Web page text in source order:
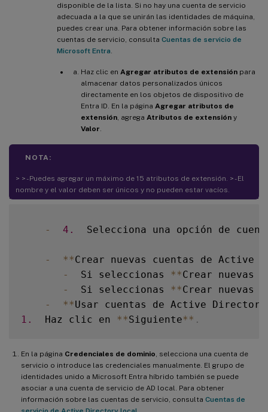
disponible de la lista. Si no hay una cuenta de servicio
adecuada a la que se unirán las identidades de máquina,
puedes crear una. Para obtener información sobre las
cuentas de servicio, consulta Cuentas de servicio de
Microsoft Entra
Haz clic en Agregar atributos de extensión para
almacenar datos personalizados únicos
directamente en los objetos de dispositivo de
Entra ID. En la página Agregar atributos de
extensión , agrega Atributos de extensión y
Valor
NOTA:
> > - Puedes agregar un máximo de 15 atributos de extensión. > - El
nombre y el valor deben ser únicos y no pueden estar vacíos.
- 4.
Selecciona una opción de
- **Crear nuevas cuentas de Active
-
  Si seleccionas
**Crear nuevas
-
  Si seleccionas
**Crear nuevas
-
**Usar cuentas de Active
1.
  Haz clic en
**Siguiente** .
En la página Credenciales de dominio , selecciona una cuenta de
servicio o introduce las credenciales manualmente. El grupo de
identidades unido a Microsoft Entra híbrido también se puede
asociar a una cuenta de servicio de AD local. Para obtener
información sobre las cuentas de servicio, consulta Cuentas de